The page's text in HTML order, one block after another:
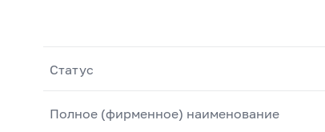
Статус
Полное (фирменное) наименование